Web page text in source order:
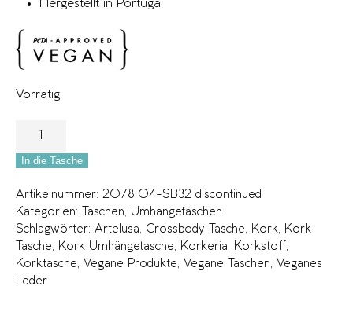
Hergestellt in Portugal
Vorrätig
In die Tasche
Artikelnummer: 2078.04-SB32 discontinued
Kategorien:
Taschen, Umhängetaschen
Schlagwörter: Artelusa, Crossbody Tasche, Kork, Kork
Tasche, Kork Umhängetasche, Korkeria, Korkstoff,
Korktasche, Vegane Produkte, Vegane Taschen, Veganes
Leder